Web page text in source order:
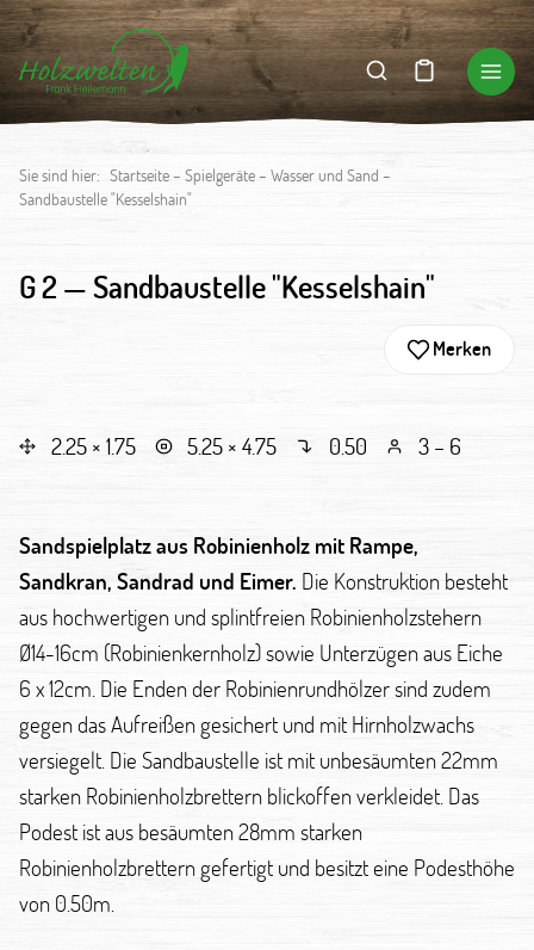
Sie sind hier: Startseite– Spielgeräte– Wasser und Sand –
Sandbaustelle "Kesselshain"
G 2 —Sandbaustelle "Kesselshain"
Merken
2.25 × 1.75 5.25 × 4.75 0.50 3 – 6
Sandspielplatz aus Robinienholz mit Rampe,
Sandkran, Sandrad und Eimer. Die Konstruktion besteht
aus hochwertigen und splintfreien Robinienholzstehern
Ø14-16cm (Robinienkernholz) sowie Unterzügen aus Eiche
6 x 12cm. Die Enden der Robinienrundhölzer sind zudem
gegen das Aufreißen gesichert und mit Hirnholzwachs
versiegelt. Die Sandbaustelle ist mit unbesäumten 22mm
starken Robinienholzbrettern blickoffen verkleidet. Das
Podest ist aus besäumten 28mm starken
Robinienholzbrettern gefertigt und besitzt eine Podesthöhe
von 0.50m.